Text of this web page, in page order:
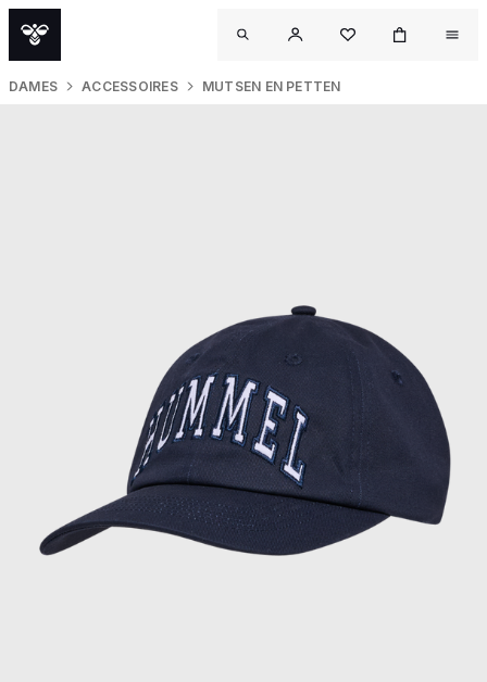
DAMES ACCESSOIRES MUTSEN EN PETTEN